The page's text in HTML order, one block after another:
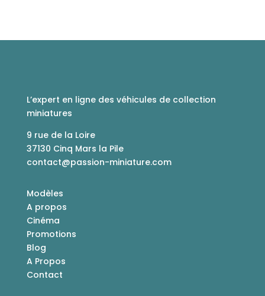
L’expert en ligne des véhicules de collection
miniatures
9 rue de la Loire
37130 Cinq Mars la Pile
contact@passion-miniature.com
Modèles
A propos
Cinéma
Promotions
Blog
A Propos
Contact